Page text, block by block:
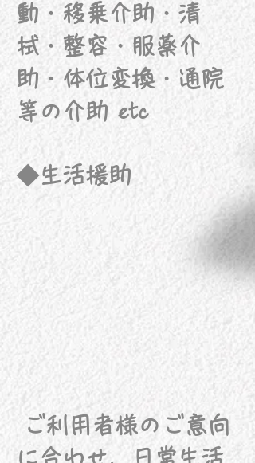
動・移乗介助・清
拭・整容・服薬介
助・体位変換・通院
等の介助 etc
◆生活援助
ご利用者様のご意向
に合わせ、日常生活